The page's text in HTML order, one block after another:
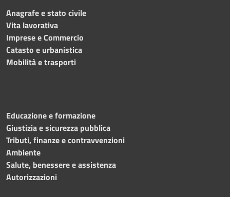
Anagrafe e stato civile
Vita lavorativa
Imprese e Commercio
Catasto e urbanistica
Mobilità e trasporti
Educazione e formazione
Giustizia e sicurezza pubblica
Tributi, finanze e contravvenzioni
Ambiente
Salute, benessere e assistenza
Autorizzazioni